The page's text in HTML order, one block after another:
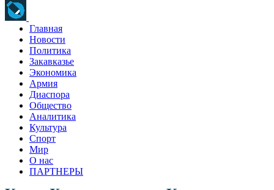
Главная
Новости
Политика
Закавказье
Экономика
Армия
Диаспора
Общество
Аналитика
Культура
Спорт
Мир
О нас
ПАРТНЕРЫ